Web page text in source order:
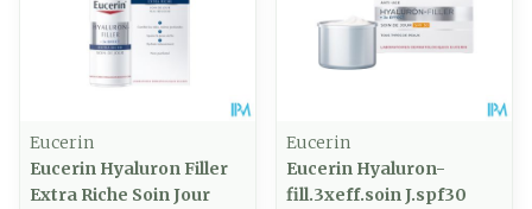
Eucerin
Eucerin Hyaluron Filler
Extra Riche Soin Jour
Eucerin
Eucerin Hyaluron-
fill.3xeff.soin J.spf30